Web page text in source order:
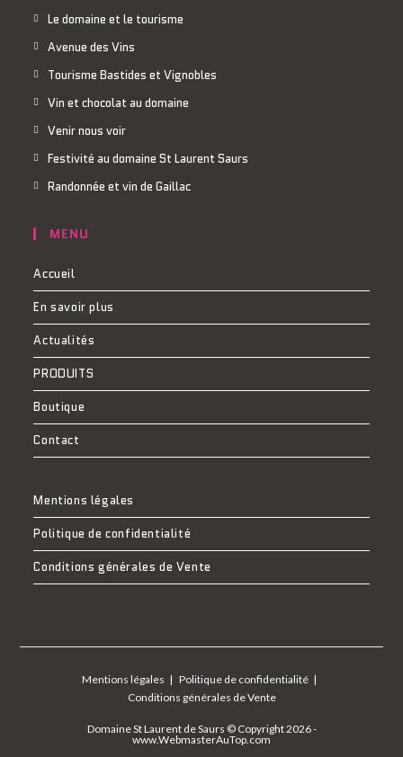
Le domaine et le tourisme
Avenue des Vins
Tourisme Bastides et Vignobles
Vin et chocolat au domaine
Venir nous voir
Festivité au domaine St Laurent Saurs
Randonnée et vin de Gaillac
MENU
Accueil
En savoir plus
Actualités
PRODUITS
Boutique
Contact
Mentions légales
Politique de confidentialité
Conditions générales de Vente
Mentions légales
Politique de confidentialité
Conditions générales de Vente
Domaine St Laurent de Saurs © Copyright 2026 -
www.WebmasterAuTop.com